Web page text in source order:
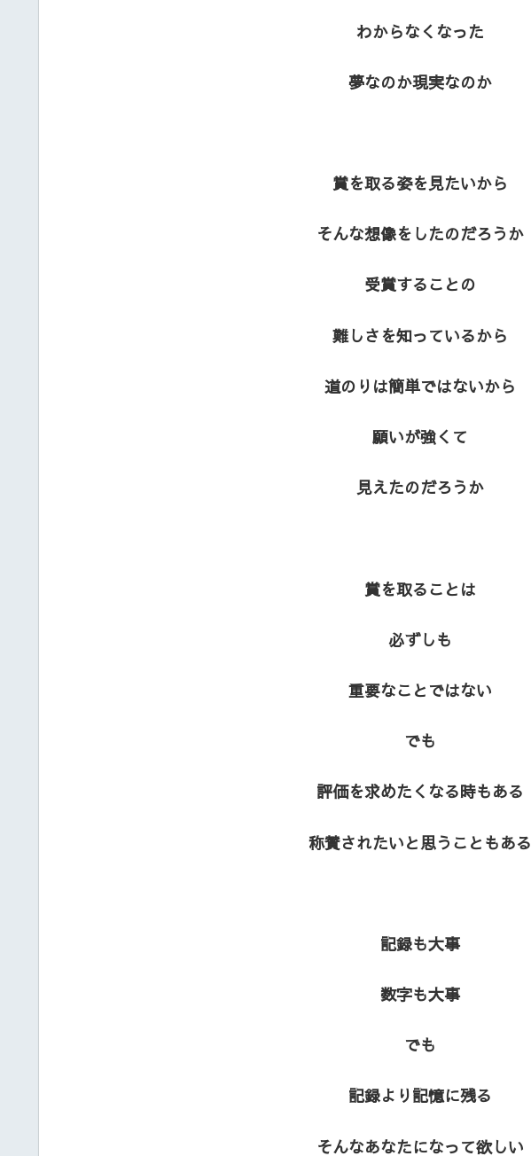
わからなくなった
夢なのか現実なのか
賞を取る姿を見たいから
そんな想像をしたのだろうか
受賞することの
難しさを知っているから
道のりは簡単ではないから
願いが強くて
見えたのだろうか
賞を取ることは
必ずしも
重要なことではない
でも
評価を求めたくなる時もある
称賛されたいと思うこともある
記録も大事
数字も大事
でも
記録より記憶に残る
そんなあなたになって欲しい